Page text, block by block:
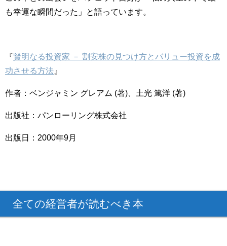
も幸運な瞬間だった」と語っています。
『賢明なる投資家 － 割安株の見つけ方とバリュー投資を成
功させる方法 』
作者：ベンジャミン グレアム (著)、土光 篤洋 (著)
出版社：パンローリング株式会社
出版日：2000年9月
全ての経営者が読むべき本